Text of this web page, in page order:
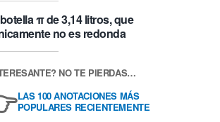
π de 3,14 litros, que
no es redonda
NO TE PIERDAS…
LAS 100 ANOTACIONES MÁS
POPULARES RECIENTEMENTE